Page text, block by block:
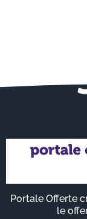
Portale Offerte
le